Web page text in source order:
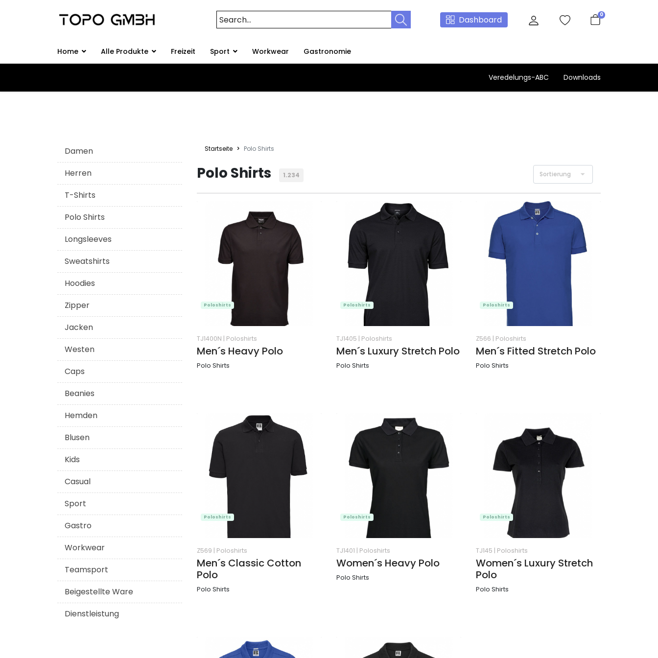
Dashboard 0
Home Alle Produkte Freizeit Sport Workwear Gastronomie
Veredelungs-ABC Downloads
Damen
Herren
T-Shirts
Polo Shirts
Longsleeves
Sweatshirts
Hoodies
Zipper
Jacken
Westen
Caps
Beanies
Hemden
Blusen
Kids
Casual
Sport
Gastro
Workwear
Teamsport
Beigestellte Ware
Dienstleistung
Startseite Polo Shirts
Polo Shirts 1.234
TJ1400N | Poloshirts
Men´s Heavy Polo
Polo Shirts
Poloshirts
TJ1405 | Poloshirts
Men´s Luxury Stretch Polo
Polo Shirts
Poloshirts
Z566 | Poloshirts
Men´s Fitted Stretch Polo
Polo Shirts
Poloshirts
Z569 | Poloshirts
Men´s Classic Cotton
Polo
Polo Shirts
Poloshirts
TJ1401 | Poloshirts
Women´s Heavy Polo
Polo Shirts
Poloshirts
TJ145 | Poloshirts
Women´s Luxury Stretch
Polo
Polo Shirts
Poloshirts